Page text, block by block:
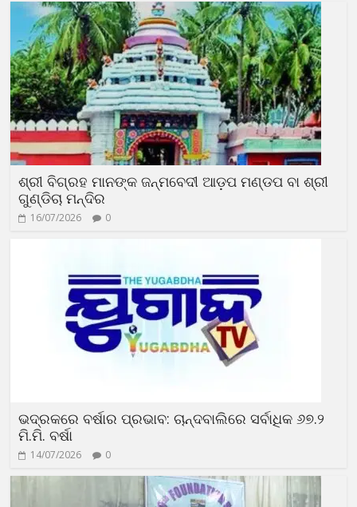
ଶ୍ରୀ ବିଗ୍ରହ ମାନଙ୍କ ଜନ୍ମବେଦୀ ଆଡ଼ପ ମଣ୍ଡପ ବା ଶ୍ରୀ
ଗୁଣ୍ଡିଚା ମନ୍ଦିର
16/07/2026 0
ଭଦ୍ରକରେ ବର୍ଷାର ପ୍ରଭାବ: ଚାନ୍ଦବାଲିରେ ସର୍ବାଧିକ ୬୭.୨
ମି.ମି. ବର୍ଷା
14/07/2026 0